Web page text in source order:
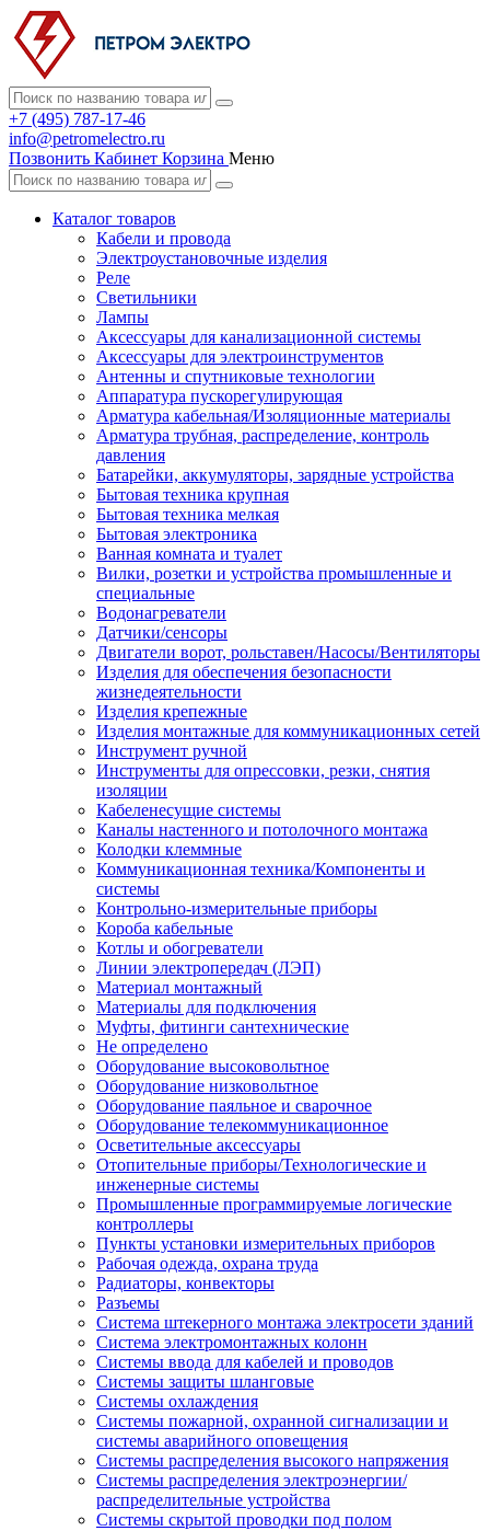
+7 (495) 787-17-46
info@petromelectro.ru
Позвонить Кабинет Корзина Меню
Каталог товаров
Кабели и провода
Электроустановочные изделия
Реле
Светильники
Лампы
Аксессуары для канализационной системы
Аксессуары для электроинструментов
Антенны и спутниковые технологии
Аппаратура пускорегулирующая
Арматура кабельная/Изоляционные материалы
Арматура трубная, распределение, контроль
давления
Батарейки, аккумуляторы, зарядные устройства
Бытовая техника крупная
Бытовая техника мелкая
Бытовая электроника
Ванная комната и туалет
Вилки, розетки и устройства промышленные и
специальные
Водонагреватели
Датчики/сенсоры
Двигатели ворот, рольставен/Насосы/Вентиляторы
Изделия для обеспечения безопасности
жизнедеятельности
Изделия крепежные
Изделия монтажные для коммуникационных сетей
Инструмент ручной
Инструменты для опрессовки, резки, снятия
изоляции
Кабеленесущие системы
Каналы настенного и потолочного монтажа
Колодки клеммные
Коммуникационная техника/Компоненты и
системы
Контрольно-измерительные приборы
Короба кабельные
Котлы и обогреватели
Линии электропередач (ЛЭП)
Материал монтажный
Материалы для подключения
Муфты, фитинги сантехнические
Не определено
Оборудование высоковольтное
Оборудование низковольтное
Оборудование паяльное и сварочное
Оборудование телекоммуникационное
Осветительные аксессуары
Отопительные приборы/Технологические и
инженерные системы
Промышленные программируемые логические
контроллеры
Пункты установки измерительных приборов
Рабочая одежда, охрана труда
Радиаторы, конвекторы
Разъемы
Система штекерного монтажа электросети зданий
Система электромонтажных колонн
Системы ввода для кабелей и проводов
Системы защиты шланговые
Системы охлаждения
Системы пожарной, охранной сигнализации и
системы аварийного оповещения
Системы распределения высокого напряжения
Системы распределения электроэнергии/
распределительные устройства
Системы скрытой проводки под полом